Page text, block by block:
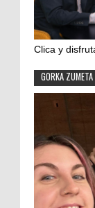
Clica y
GORKA